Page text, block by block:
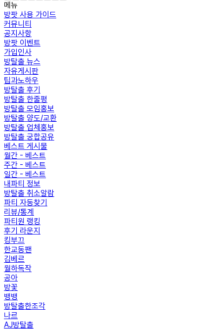
메뉴
방팟 사용 가이드
커뮤니티
공지사항
방팟 이벤트
가입인사
방탈출 뉴스
자유게시판
팁과노하우
방탈출 후기
방탈출 한줄평
방탈출 모임홍보
방탈출 양도/교환
방탈출 업체홍보
방탈출 궁합공유
베스트 게시물
월간 - 베스트
주간 - 베스트
일간 - 베스트
내파티 정보
방탈출 취소알람
파티 자동찾기
리뷰/통계
파티원 랭킹
후기 라운지
킹부끄
한교동팬
김베르
월하독작
공아
방꽃
뱅뱅
방탈출한조각
나르
AJ방탈출